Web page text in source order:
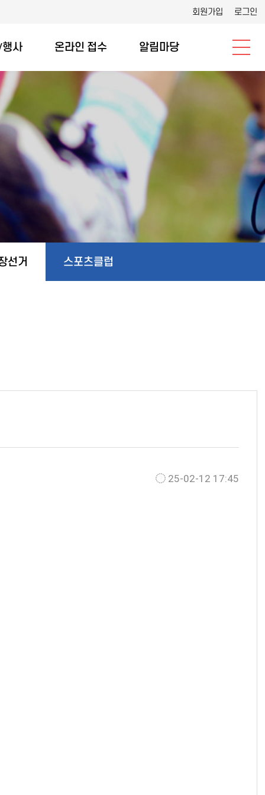
회원가입 로그인
행사 온라인 접수 알림마당
선거 스포츠클럽
25-02-12 17:45